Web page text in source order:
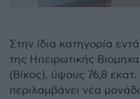
Στην ίδια κατηγορία
της Ηπειρωτικής
(Βίκος), ύψους 76,8
περιλαμβάνει νέα